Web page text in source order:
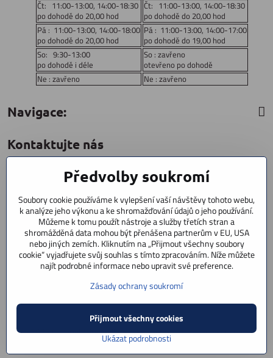
Čt: 11:00-13:00, 14:00-18:30
po dohodě do 20,00 hod
Čt: 11:00-13:00, 14:00-18:30
po dohodě do 20,00 hod
Pá : 11:00-13:00, 14:00-18:00
po dohodě do 20,00 hod
Pá : 11:00-13:00, 14:00-17:00
po dohodě do 19,00 hod
So: 9:30-13:00
po dohodě i déle
So : zavřeno
otevřeno po dohodě
Ne : zavřeno
Ne : zavřeno
Navigace:
Kontaktujte nás
CYCLESTAR s​.r​.o​.
Praha 5 Radotín
153 00
+420 602 856 404
+420 723 603 807
servis
info​@cyclestar​.cz
©2026CopyrightPředvolby soukromíZásady ochrany soukromí
Vytvořeno systémem:ByznysWeb.cz
Předvolby soukromí
Soubory cookie používáme k vylepšení vaší návštěvy tohoto webu,
k analýze jeho výkonu a ke shromažďování údajů o jeho používání.
Můžeme k tomu použít nástroje a služby třetích stran a
shromážděná data mohou být přenášena partnerům v EU, USA
nebo jiných zemích. Kliknutím na „Přijmout všechny soubory
cookie“ vyjadřujete svůj souhlas s tímto zpracováním. Níže můžete
najít podrobné informace nebo upravit své preference.
Zásady ochrany soukromí
Ukázat podrobnosti
Přijmout všechny cookies